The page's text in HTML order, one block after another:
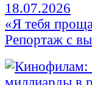
18.07.2026
«Я тебя
Репортаж с